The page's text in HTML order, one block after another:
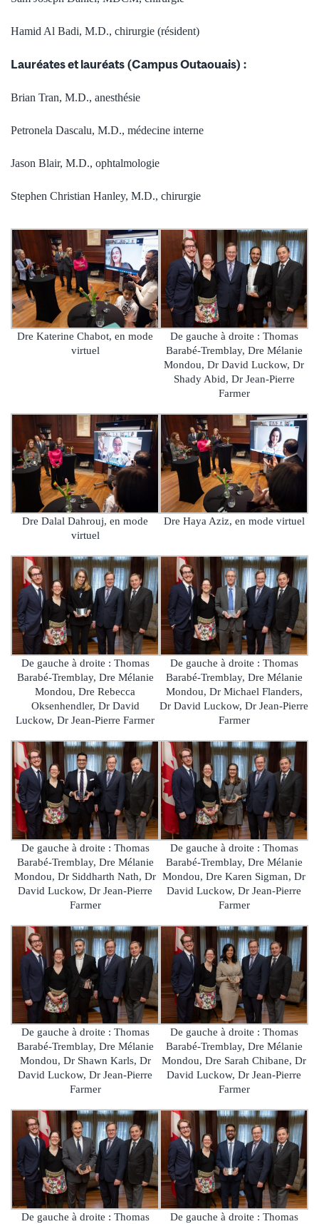
Hamid Al Badi, M.D., chirurgie (résident)
Lauréates et lauréats (Campus Outaouais) :
Brian Tran, M.D., anesthésie
Petronela Dascalu, M.D., médecine interne
Jason Blair, M.D., ophtalmologie
Stephen Christian Hanley, M.D., chirurgie
Dre Katerine Chabot, en mode
virtuel
De gauche à droite : Thomas
Barabé-Tremblay, Dre Mélanie
Mondou, Dr David Luckow, Dr
Shady Abid, Dr Jean-Pierre
Farmer
Dre Dalal Dahrouj, en mode
virtuel
Dre Haya Aziz, en mode virtuel
De gauche à droite : Thomas
Barabé-Tremblay, Dre Mélanie
Mondou, Dre Rebecca
Oksenhendler, Dr David
Luckow, Dr Jean-Pierre Farmer
De gauche à droite : Thomas
Barabé-Tremblay, Dre Mélanie
Mondou, Dr Michael Flanders,
Dr David Luckow, Dr Jean-Pierre
Farmer
De gauche à droite : Thomas
Barabé-Tremblay, Dre Mélanie
Mondou, Dr Siddharth Nath, Dr
David Luckow, Dr Jean-Pierre
Farmer
De gauche à droite : Thomas
Barabé-Tremblay, Dre Mélanie
Mondou, Dre Karen Sigman, Dr
David Luckow, Dr Jean-Pierre
Farmer
De gauche à droite : Thomas
Barabé-Tremblay, Dre Mélanie
Mondou, Dr Shawn Karls, Dr
David Luckow, Dr Jean-Pierre
Farmer
De gauche à droite : Thomas
Barabé-Tremblay, Dre Mélanie
Mondou, Dre Sarah Chibane, Dr
David Luckow, Dr Jean-Pierre
Farmer
De gauche à droite : Thomas
De gauche à droite : Thomas